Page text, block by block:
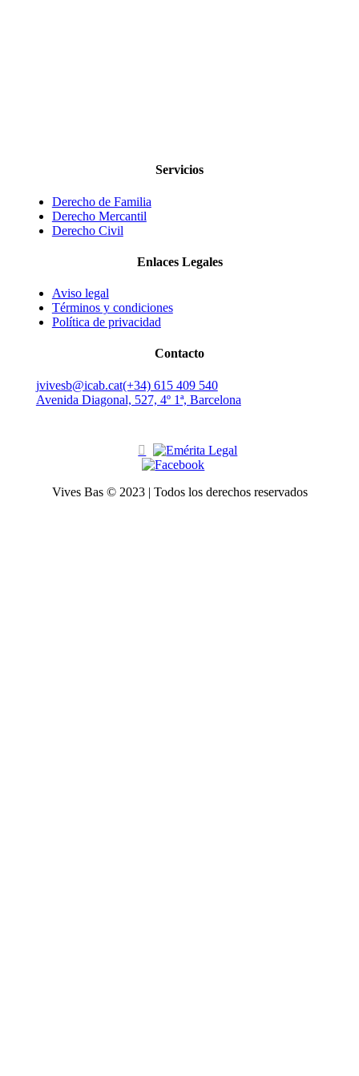
Servicios
Derecho de Familia
Derecho Mercantil
Derecho Civil
Enlaces Legales
Aviso legal
Términos y condiciones
Política de privacidad
Contacto
jvivesb@icab.cat(+34) 615 409 540
Avenida Diagonal, 527, 4º 1ª, Barcelona
Vives Bas © 2023 | Todos los derechos reservados